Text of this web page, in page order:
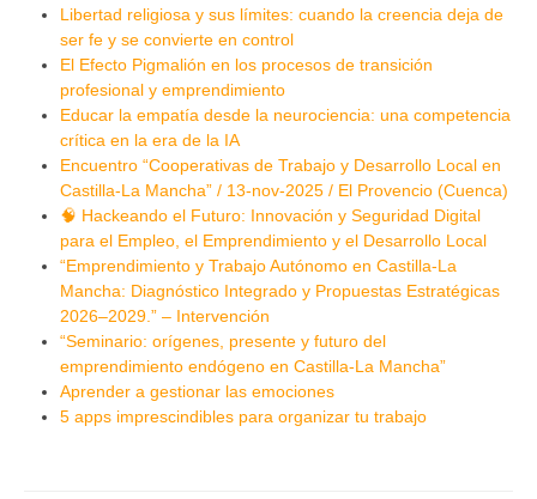
Libertad religiosa y sus límites: cuando la creencia deja de
ser fe y se convierte en control
El Efecto Pigmalión en los procesos de transición
profesional y emprendimiento
Educar la empatía desde la neurociencia: una competencia
crítica en la era de la IA
Encuentro “Cooperativas de Trabajo y Desarrollo Local en
Castilla-La Mancha” / 13-nov-2025 / El Provencio (Cuenca)
🧠 Hackeando el Futuro: Innovación y Seguridad Digital
para el Empleo, el Emprendimiento y el Desarrollo Local
“Emprendimiento y Trabajo Autónomo en Castilla-La
Mancha: Diagnóstico Integrado y Propuestas Estratégicas
2026–2029.” – Intervención
“Seminario: orígenes, presente y futuro del
emprendimiento endógeno en Castilla-La Mancha”
Aprender a gestionar las emociones
5 apps imprescindibles para organizar tu trabajo